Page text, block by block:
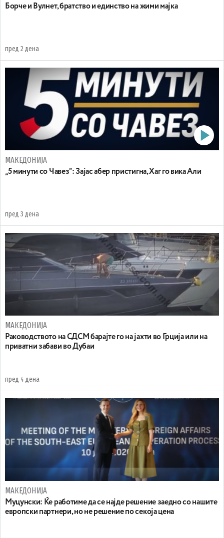
Борче и Вулнет, братство и единство на жими мајка
пред 2 дена
МАКЕДОНИЈА
„5 минути со Чавез“: Зајас абер пристигна, Хаг го вика Али
пред 3 дена
МАКЕДОНИЈА
Раководството на СДСМ барајте го на јахти во Грција или на
приватни забави во Дубаи
пред 4 дена
МАКЕДОНИЈА
Муцунски: Ќе работиме да се најде решение заедно со нашите
европски партнери, но не решение по секоја цена